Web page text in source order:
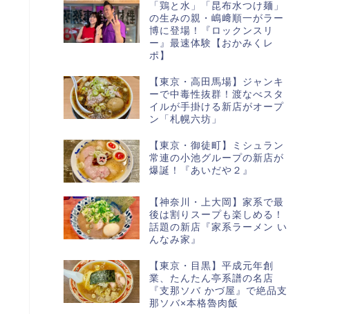
「鶏と水」「昆布水つけ麺」
の生みの親・嶋﨑順一がラー
博に登場！『ロックンスリ
ー』最速体験【おかみくレ
ポ】
【東京・高田馬場】ジャンキ
ーで中毒性抜群！渡なべスタ
イルが手掛ける新店がオープ
ン「札幌六坊」
【東京・御徒町】ミシュラン
常連の小池グループの新店が
爆誕！『あいだや２』
【神奈川・上大岡】家系で最
後は割りスープも楽しめる！
話題の新店『家系ラーメン い
んなみ家』
【東京・目黒】平成元年創
業、たんたん亭系譜の名店
『支那ソバ かづ屋』で絶品支
那ソバ×本格魯肉飯